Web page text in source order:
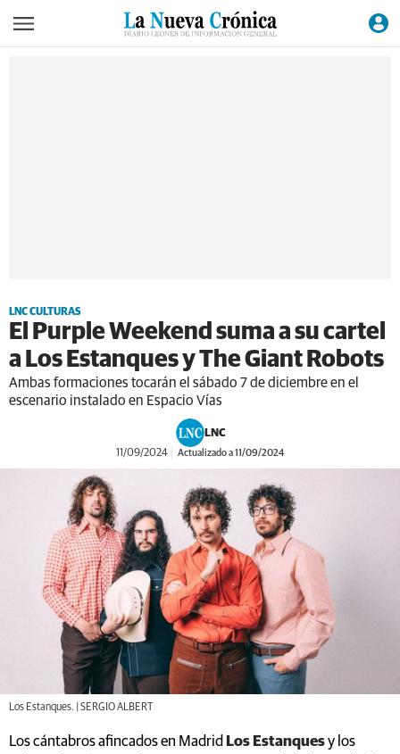
LNC CULTURAS
El Purple Weekend suma a su cartel
a Los Estanques y The Giant Robots
Ambas formaciones tocarán el sábado 7 de diciembre en el
escenario instalado en Espacio Vías
LNC
11/09/2024 Actualizado a 11/09/2024
Los Estanques. | SERGIO ALBERT
Los cántabros afincados en Madrid Los Estanquesy los